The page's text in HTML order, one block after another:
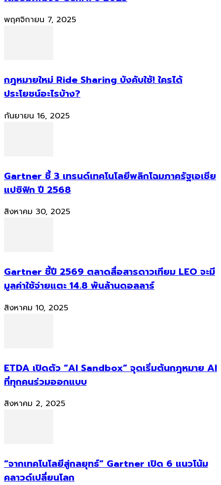
พฤศจิกายน 7, 2025
กฎหมายใหม่ Ride Sharing บังคับใช้! ใครได้
ประโยชน์อะไรบ้าง?
กันยายน 16, 2025
Gartner ชี้ 3 เทรนด์เทคโนโลยีพลิกโฉมภาครัฐเอเชีย
แปซิฟิก ปี 2568
สิงหาคม 30, 2025
Gartner ชี้ปี 2569 ตลาดสื่อสารดาวเทียม LEO จะมี
มูลค่าใช้จ่ายแตะ 14.8 พันล้านดอลลาร์
สิงหาคม 10, 2025
ETDA เปิดตัว “AI Sandbox” จุดเริ่มต้นกฎหมาย AI
ที่ทุกคนร่วมออกแบบ
สิงหาคม 2, 2025
“จากเทคโนโลยีสู่กลยุทธ์” Gartner เปิด 6 แนวโน้ม
คลาวด์เปลี่ยนโลก